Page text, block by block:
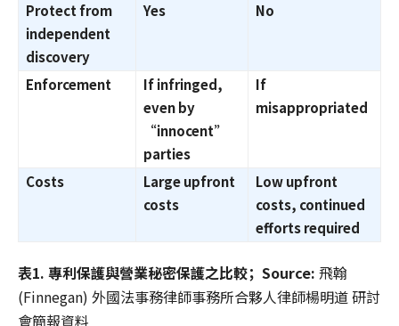
Protect from
independent
discovery
Yes No
Enforcement
If infringed,
even by
“innocent”
parties
If
misappropriated
Costs
Large upfront
costs
Low upfront
costs, continued
efforts required
表1. 專利保護與營業秘密保護之比較；Source: 飛翰
(Finnegan) 外國法事務律師事務所合夥人律師楊明道 研討
會簡報資料